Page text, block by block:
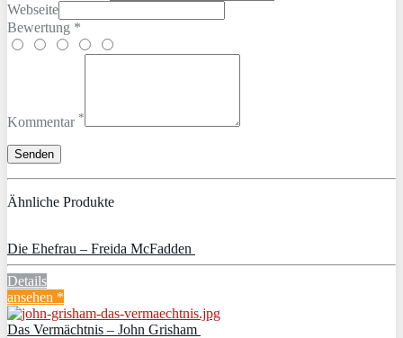
Webseite
Bewertung *
Kommentar *
Ähnliche Produkte
Die Ehefrau – Freida McFadden
Details
ansehen *
Das Vermächtnis – John Grisham